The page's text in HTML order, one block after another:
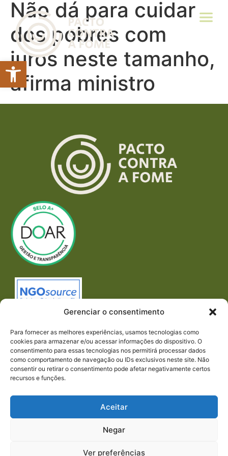
Abrir a barra de ferramentas
Gerenciar o consentimento
Para fornecer as melhores experiências, usamos tecnologias como
cookies para armazenar e/ou acessar informações do dispositivo. O
consentimento para essas tecnologias nos permitirá processar dados
como comportamento de navegação ou IDs exclusivos neste site. Não
consentir ou retirar o consentimento pode afetar negativamente certos
recursos e funções.
Aceitar
Negar
Ver preferências
Não dá para cuidar
dos pobres com
juros neste tamanho,
afirma ministro
REDES SOCIAIS